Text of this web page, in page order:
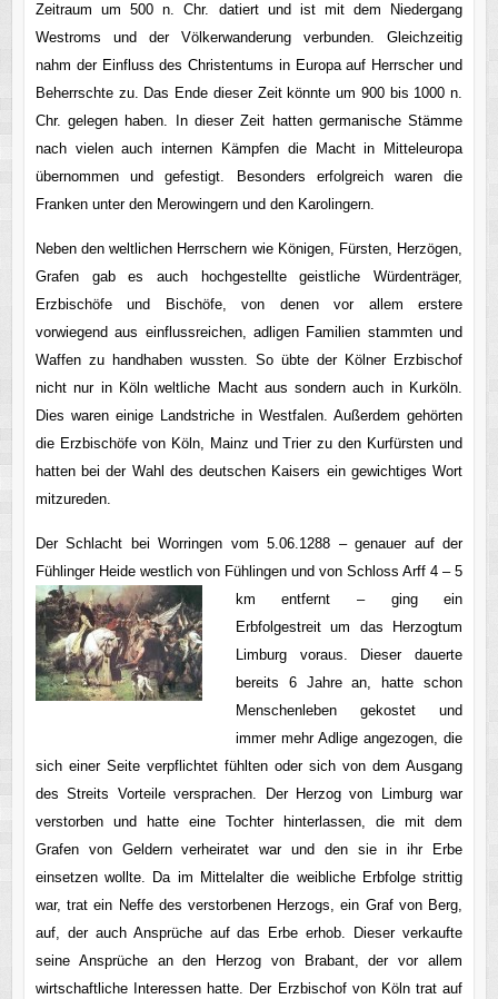
Zeitraum um 500 n. Chr. datiert und ist mit dem Niedergang
Westroms und der Völkerwanderung verbunden. Gleichzeitig
nahm der Einfluss des Christentums in Europa auf Herrscher und
Beherrschte zu. Das Ende dieser Zeit könnte um 900 bis 1000 n.
Chr. gelegen haben. In dieser Zeit hatten germanische Stämme
nach vielen auch internen Kämpfen die Macht in Mitteleuropa
übernommen und gefestigt. Besonders erfolgreich waren die
Franken unter den Merowingern und den Karolingern.
Neben den weltlichen Herrschern wie Königen, Fürsten, Herzögen,
Grafen gab es auch hochgestellte geistliche Würdenträger,
Erzbischöfe und Bischöfe, von denen vor allem erstere
vorwiegend aus einflussreichen, adligen Familien stammten und
Waffen zu handhaben wussten. So übte der Kölner Erzbischof
nicht nur in Köln weltliche Macht aus sondern auch in Kurköln.
Dies waren einige Landstriche in Westfalen. Außerdem gehörten
die Erzbischöfe von Köln, Mainz und Trier zu den Kurfürsten und
hatten bei der Wahl des deutschen Kaisers ein gewichtiges Wort
mitzureden.
Der Schlacht bei Worringen vom 5.06.1288 – genauer auf der
Fühlinger Heide westlich von Fühlingen und von Schloss Arff 4 – 5
km entfernt – ging ein
Erbfolgestreit um das Herzogtum
Limburg voraus. Dieser dauerte
bereits 6 Jahre an, hatte schon
Menschenleben gekostet und
immer mehr Adlige angezogen, die
sich einer Seite verpflichtet fühlten oder sich von dem Ausgang
des Streits Vorteile versprachen. Der Herzog von Limburg war
verstorben und hatte eine Tochter hinterlassen, die mit dem
Grafen von Geldern verheiratet war und den sie in ihr Erbe
einsetzen wollte. Da im Mittelalter die weibliche Erbfolge strittig
war, trat ein Neffe des verstorbenen Herzogs, ein Graf von Berg,
auf, der auch Ansprüche auf das Erbe erhob. Dieser verkaufte
seine Ansprüche an den Herzog von Brabant, der vor allem
wirtschaftliche Interessen hatte. Der Erzbischof von Köln trat auf